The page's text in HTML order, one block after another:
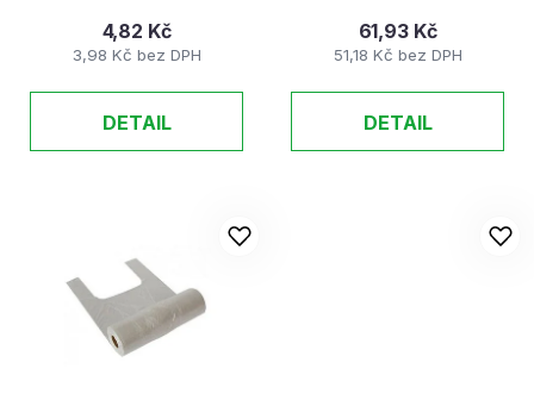
3,98 Kč bez DPH
4,82 Kč
DETAIL
51,18 Kč bez DPH
61,93 Kč
DETAIL